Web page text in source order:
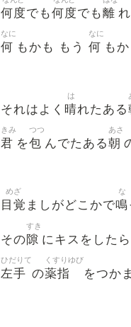
何度でも何度でも離
何
なに
もかも もう 何
なに
も
それはよく 晴
は
れたある
君
きみ
を包
つつ
んでたある朝
あさ
目覚
めざ
ましがどこかで鳴
な
その隙
すき
にキスをしたら
左手
ひだりて
の薬指
くすりゆび
をつか